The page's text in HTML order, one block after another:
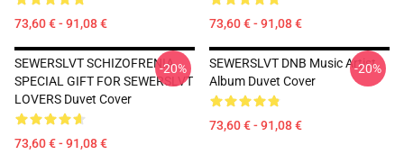
73,60 € - 91,08 € 73,60 € - 91,08 €
SEWERSLVT SCHIZOFRENIA
SPECIAL GIFT FOR SEWERSLVT
LOVERS Duvet Cover
73,60 € - 91,08 €
-20%
SEWERSLVT DNB Music Artist
Album Duvet Cover
73,60 € - 91,08 €
-20%